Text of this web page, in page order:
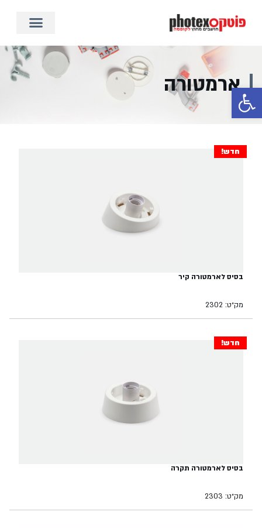
פתח סרגל נגישות
ארמטורה
חדש!
בסיס לארמטורה קיר
מק״ט: 2302
חדש!
בסיס לארמטורה תקרה
מק״ט: 2303